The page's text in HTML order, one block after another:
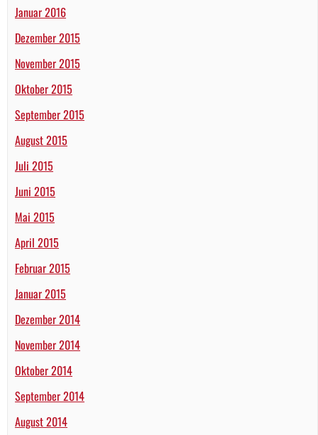
Januar 2016
Dezember 2015
November 2015
Oktober 2015
September 2015
August 2015
Juli 2015
Juni 2015
Mai 2015
April 2015
Februar 2015
Januar 2015
Dezember 2014
November 2014
Oktober 2014
September 2014
August 2014